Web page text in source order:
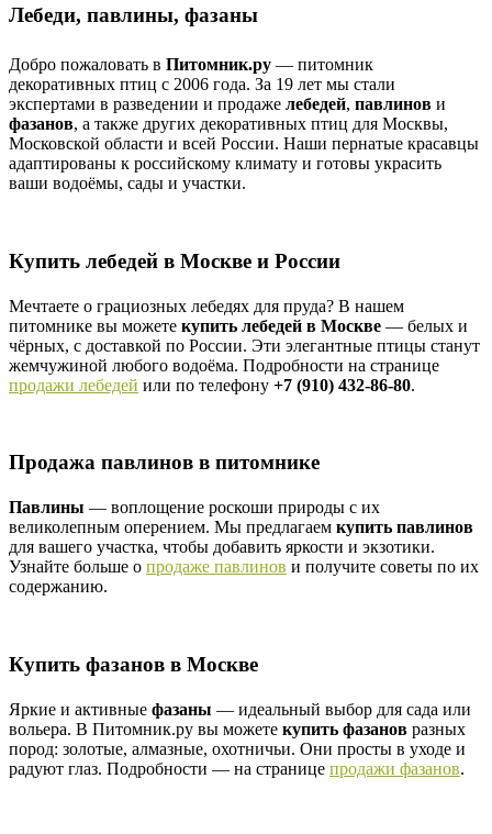
Лебеди, павлины, фазаны
Добро пожаловать в Питомник.ру — питомник
декоративных птиц с 2006 года. За 19 лет мы стали
экспертами в разведении и продаже лебедей, павлинов и
фазанов, а также других декоративных птиц для Москвы,
Московской области и всей России. Наши пернатые красавцы
адаптированы к российскому климату и готовы украсить
ваши водоёмы, сады и участки.
Купить лебедей в Москве и России
Мечтаете о грациозных лебедях для пруда? В нашем
питомнике вы можете купить лебедей в Москве — белых и
чёрных, с доставкой по России. Эти элегантные птицы станут
жемчужиной любого водоёма. Подробности на странице
продажи лебедей или по телефону +7 (910) 432-86-80.
Продажа павлинов в питомнике
Павлины — воплощение роскоши природы с их
великолепным оперением. Мы предлагаем купить павлинов
для вашего участка, чтобы добавить яркости и экзотики.
Узнайте больше о продаже павлинов и получите советы по их
содержанию.
Купить фазанов в Москве
Яркие и активные фазаны — идеальный выбор для сада или
вольера. В Питомник.ру вы можете купить фазанов разных
пород: золотые, алмазные, охотничьи. Они просты в уходе и
радуют глаз. Подробности — на странице продажи фазанов.